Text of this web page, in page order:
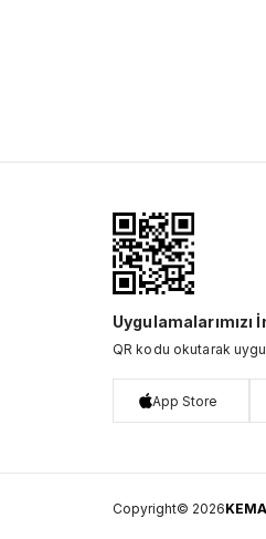
Uygulamalarımızı
QR kodu okutarak
App Store
Copyright© 2026